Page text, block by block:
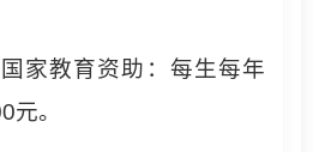
家教育资助：每生每年
元。